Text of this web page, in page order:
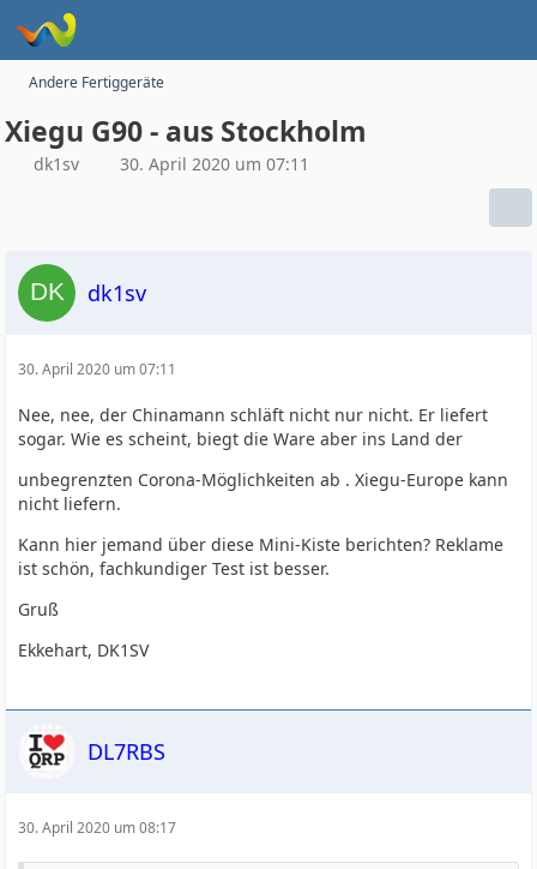
Andere Fertiggeräte
Xiegu G90 - aus Stockholm
dk1sv 30. April 2020 um 07:11
dk1sv
30. April 2020 um 07:11
Nee, nee, der Chinamann schläft nicht nur nicht. Er liefert
sogar. Wie es scheint, biegt die Ware aber ins Land der
unbegrenzten Corona-Möglichkeiten ab . Xiegu-Europe kann
nicht liefern.
Kann hier jemand über diese Mini-Kiste berichten? Reklame
ist schön, fachkundiger Test ist besser.
Gruß
Ekkehart, DK1SV
DL7RBS
30. April 2020 um 08:17